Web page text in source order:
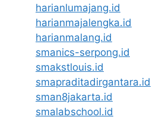
harianlumajang.id
harianmajalengka.id
harianmalang.id
smanics-serpong.id
smakstlouis.id
smapraditadirgantara.id
sman8jakarta.id
smalabschool.id